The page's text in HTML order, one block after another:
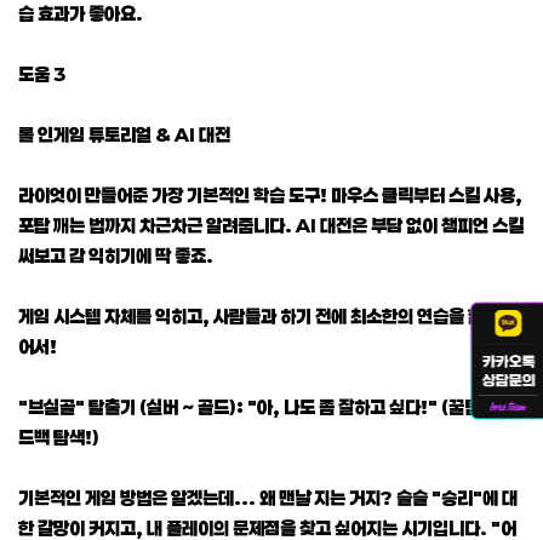
습 효과가 좋아요.
도움 3
롤 인게임 튜토리얼 & AI 대전
라이엇이 만들어준 가장 기본적인 학습 도구! 마우스 클릭부터 스킬 사용,
포탑 깨는 법까지 차근차근 알려줍니다. AI 대전은 부담 없이 챔피언 스킬
써보고 감 익히기에 딱 좋죠.
게임 시스템 자체를 익히고, 사람들과 하기 전에 최소한의 연습을 할 수 있
어서!
"브실골" 탈출기 (실버 ~ 골드): "아, 나도 좀 잘하고 싶다!" (꿀팁 & 피
드백 탐색!)
기본적인 게임 방법은 알겠는데... 왜 맨날 지는 거지? 슬슬 "승리"에 대
한 갈망이 커지고, 내 플레이의 문제점을 찾고 싶어지는 시기입니다. "어